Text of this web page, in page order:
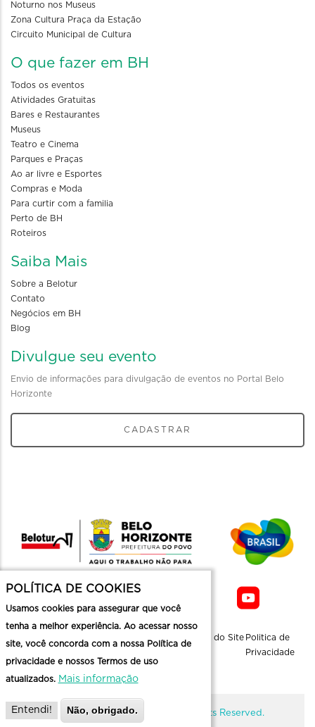
Noturno nos Museus
Zona Cultura Praça da Estação
Circuito Municipal de Cultura
O que fazer em BH
Todos os eventos
Atividades Gratuitas
Bares e Restaurantes
Museus
Teatro e Cinema
Parques e Praças
Ao ar livre e Esportes
Compras e Moda
Para curtir com a familia
Perto de BH
Roteiros
Saiba Mais
Sobre a Belotur
Contato
Negócios em BH
Blog
Divulgue seu evento
Envio de informações para divulgação de eventos no Portal Belo
Horizonte
CADASTRAR
Mapa do Site Politica de
Privacidade
@ Copyright Belotur 2026. All Rights Reserved.
POLÍTICA DE COOKIES
Usamos cookies para assegurar que você
tenha a melhor experiência. Ao acessar nosso
site, você concorda com a nossa Política de
privacidade e nossos Termos de uso
atualizados. Mais informação
Entendi! Não, obrigado.